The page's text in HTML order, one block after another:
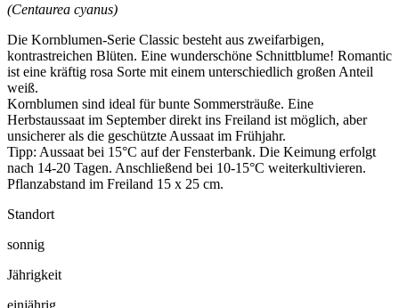
(Centaurea cyanus)
Die Kornblumen-Serie Classic besteht aus zweifarbigen,
kontrastreichen Blüten. Eine wunderschöne Schnittblume! Romantic
ist eine kräftig rosa Sorte mit einem unterschiedlich großen Anteil
weiß.
Kornblumen sind ideal für bunte Sommersträuße. Eine
Herbstaussaat im September direkt ins Freiland ist möglich, aber
unsicherer als die geschützte Aussaat im Frühjahr.
Tipp: Aussaat bei 15°C auf der Fensterbank. Die Keimung erfolgt
nach 14-20 Tagen. Anschließend bei 10-15°C weiterkultivieren.
Pflanzabstand im Freiland 15 x 25 cm.
Standort
sonnig
Jährigkeit